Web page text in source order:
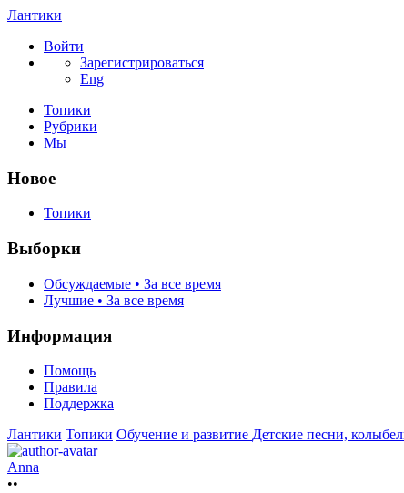
Лантики
Войти
Зарегистрироваться
Eng
Топики
Рубрики
Мы
Новое
Топики
Выборки
Обсуждаемые • За все время
Лучшие • За все время
Информация
Помощь
Правила
Поддержка
Лантики Топики Обучение и развитие Детские песни,
Anna
••